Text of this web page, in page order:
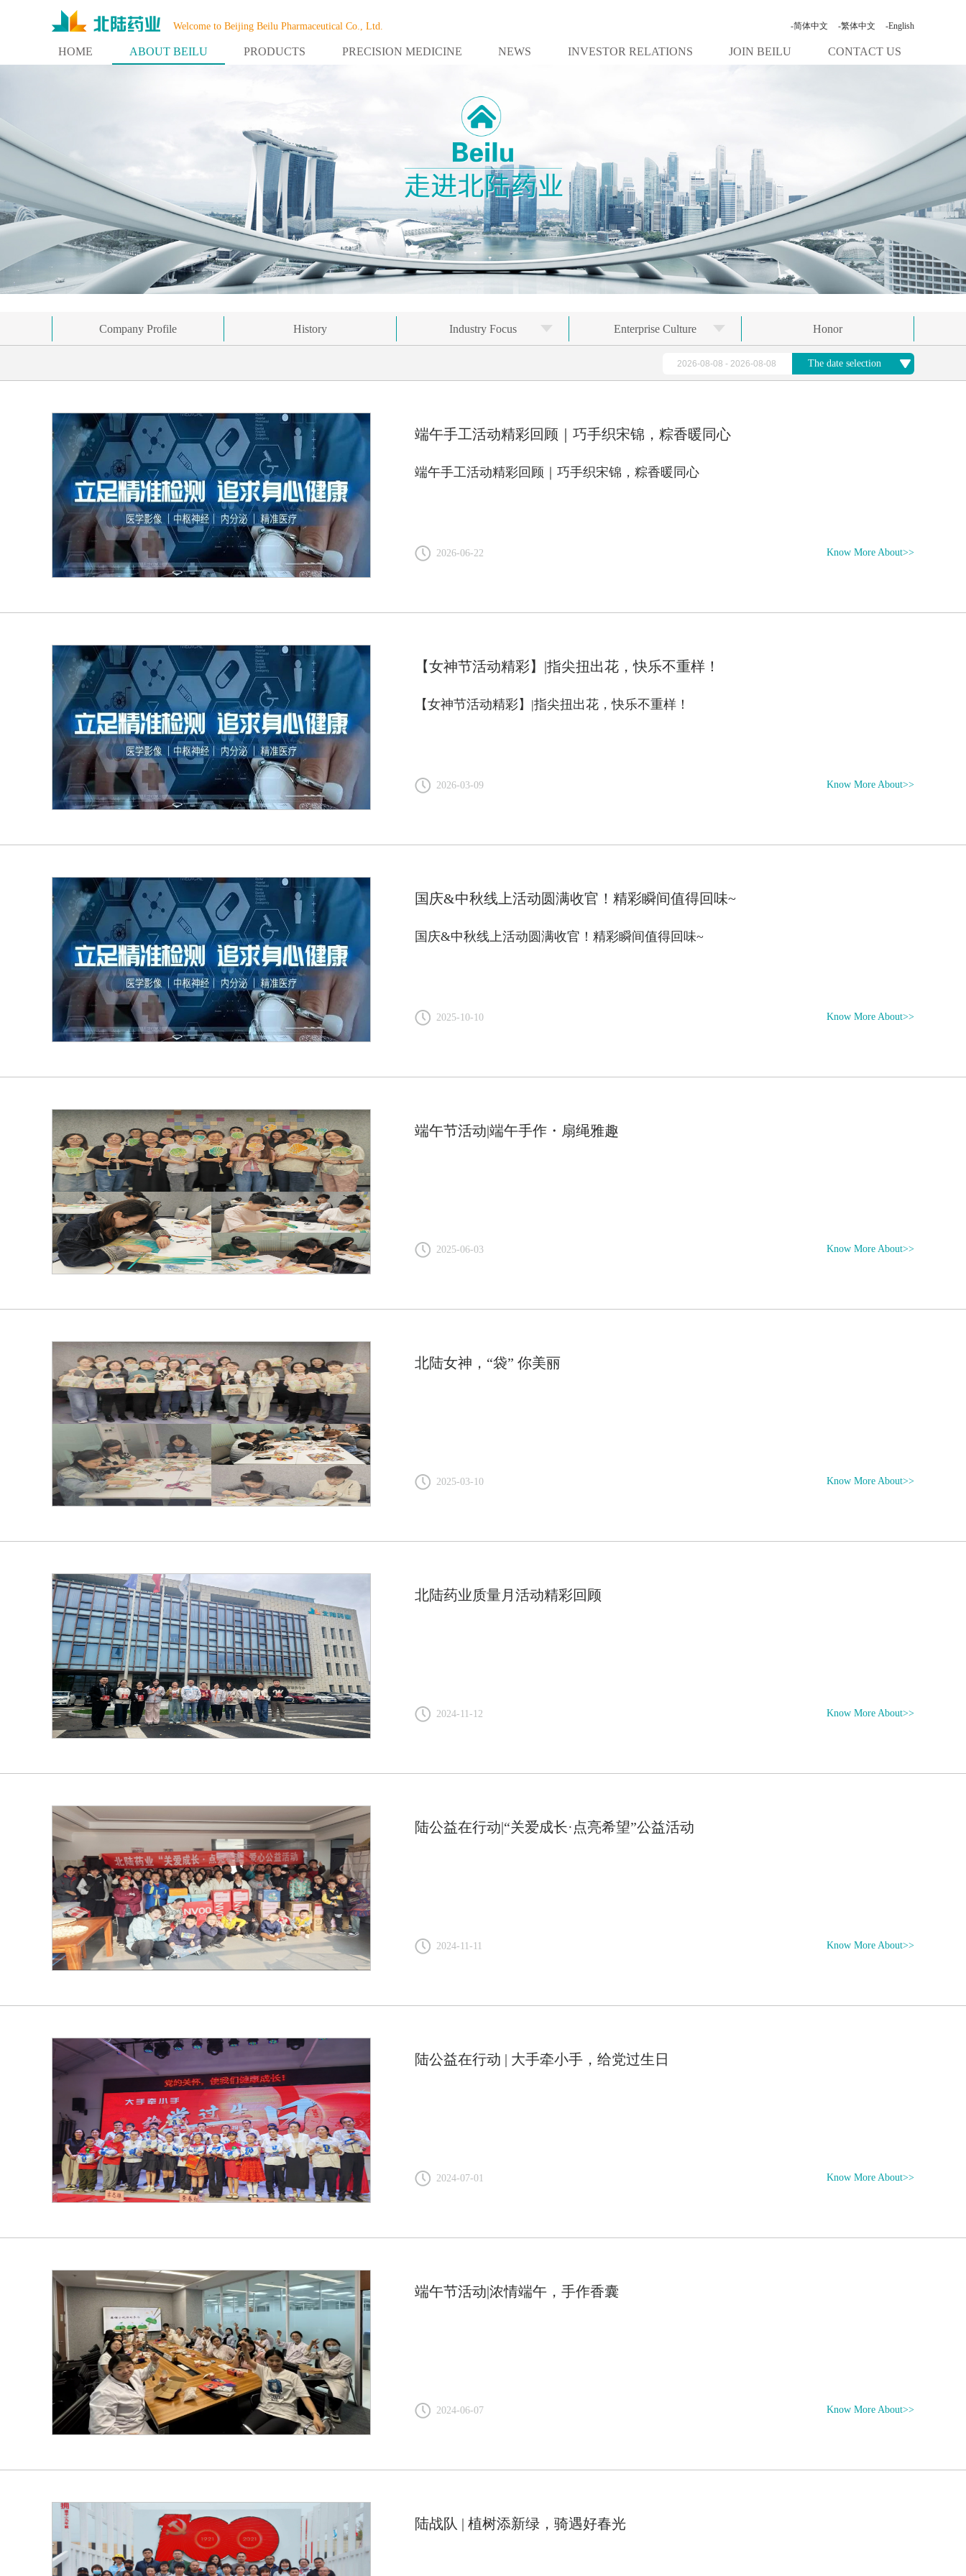
Welcome to Beijing Beilu Pharmaceutical Co., Ltd. -简体中文 -繁体中文 -English
HOME ABOUT BEILU PRODUCTS PRECISION MEDICINE NEWS INVESTOR RELATIONS JOIN BEILU CONTACT US
Company Profile History Industry Focus Enterprise Culture Honor
The date selection
端午手工活动精彩回顾｜巧手织宋锦，粽香暖同心
端午手工活动精彩回顾｜巧手织宋锦，粽香暖同心
2026-06-22 Know More About>>
【女神节活动精彩】|指尖扭出花，快乐不重样！
【女神节活动精彩】|指尖扭出花，快乐不重样！
2026-03-09 Know More About>>
国庆&中秋线上活动圆满收官！精彩瞬间值得回味~
国庆&中秋线上活动圆满收官！精彩瞬间值得回味~
2025-10-10 Know More About>>
端午节活动|端午手作・扇绳雅趣
2025-06-03 Know More About>>
北陆女神，“袋” 你美丽
2025-03-10 Know More About>>
北陆药业质量月活动精彩回顾
2024-11-12 Know More About>>
陆公益在行动|“关爱成长·点亮希望”公益活动
2024-11-11 Know More About>>
陆公益在行动 | 大手牵小手，给党过生日
2024-07-01 Know More About>>
端午节活动|浓情端午，手作香囊
2024-06-07 Know More About>>
陆战队 | 植树添新绿，骑遇好春光